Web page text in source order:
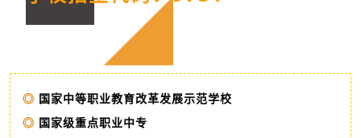
◎ 国家中等职业教育改革发展示范学校
◎ 国家级重点职业中专